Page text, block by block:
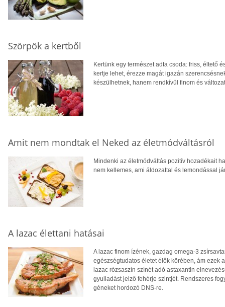
Szörpök a kertből
Kertünk egy természet adta csoda: friss, éltető
kertje lehet, érezze magát igazán
készülhetnek, hanem rendkívül finom és
Amit nem mondtak el Neked az életmódváltásról
Mindenki az életmódváltás pozitív hozadékait
nem kellemes, ami áldozattal és lemondással
A lazac élettani hatásai
A lazac finom ízének, gazdag omega-3
egészségtudatos életet élők körében, ám ezek
lazac rózsaszín színét adó astaxantin
gyulladást jelző fehérje szintjét. Rendszeres
géneket hordozó DNS-re.